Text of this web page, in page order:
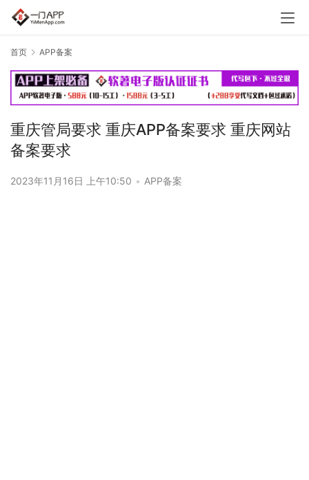
首页 APP备案
重庆管局要求 重庆APP备案要求 重庆网站
备案要求
2023年11月16日 上午10:50 • APP备案